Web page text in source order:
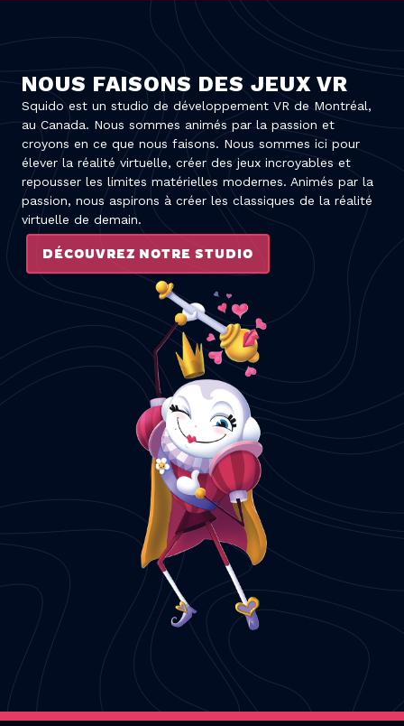
NOUS FAISONS DES JEUX VR
Squido est un studio de développement VR de Montréal,
au Canada. Nous sommes animés par la passion et
croyons en ce que nous faisons. Nous sommes ici pour
élever la réalité virtuelle, créer des jeux incroyables et
repousser les limites matérielles modernes. Animés par la
passion, nous aspirons à créer les classiques de la réalité
virtuelle de demain.
DÉCOUVREZ NOTRE STUDIO